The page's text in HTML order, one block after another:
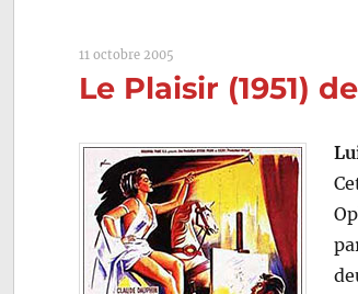
11 octobre 2005
Le Plaisir (1951)